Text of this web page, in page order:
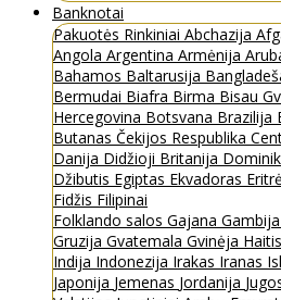
Banknotai
Pakuotės Rinkiniai Abchazija
Angola Argentina Armėnija
Bahamos Baltarusija
Bermudai Biafra Birma Bisau
Hercegovina Botsvana Brazilija
Butanas Čekijos Respublika
Danija Didžioji Britanija
Džibutis Egiptas Ekvadoras
Fidžis Filipinai
Folklando salos Gajana Gambija
Gruzija Gvatemala Gvinėja Haitis
Indija Indonezija Irakas Iranas
Japonija Jemenas Jordanija